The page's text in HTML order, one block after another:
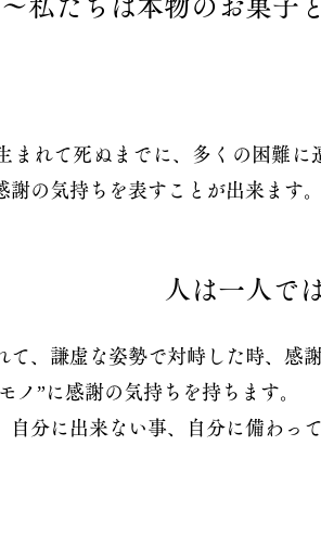
〜私たちは本物のお菓子
まれて死ぬまでに、多くの困難
謝の気持ちを表すことが出来ます
人は一人で
て、謙虚な姿勢で対峙した時、感
ノ”に感謝の気持ちを持ちます。
自分に出来ない事、自分に備わっ